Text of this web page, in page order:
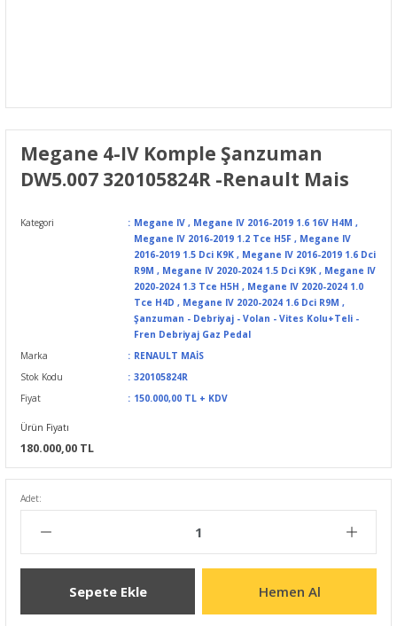
Megane 4-IV Komple Şanzuman
DW5.007 320105824R -Renault Mais
Kategori Megane IV , Megane IV 2016-2019 1.6 16V H4M ,
Megane IV 2016-2019 1.2 Tce H5F , Megane IV
2016-2019 1.5 Dci K9K , Megane IV 2016-2019 1.6 Dci
R9M , Megane IV 2020-2024 1.5 Dci K9K , Megane IV
2020-2024 1.3 Tce H5H , Megane IV 2020-2024 1.0
Tce H4D , Megane IV 2020-2024 1.6 Dci R9M ,
Şanzuman - Debriyaj - Volan - Vites Kolu+Teli -
Fren Debriyaj Gaz Pedal
Marka
RENAULT MAİS
Stok Kodu
320105824R
Fiyat
150.000,00 TL + KDV
Ürün Fiyatı
180.000,00 TL
Adet:
Sepete Ekle Hemen Al